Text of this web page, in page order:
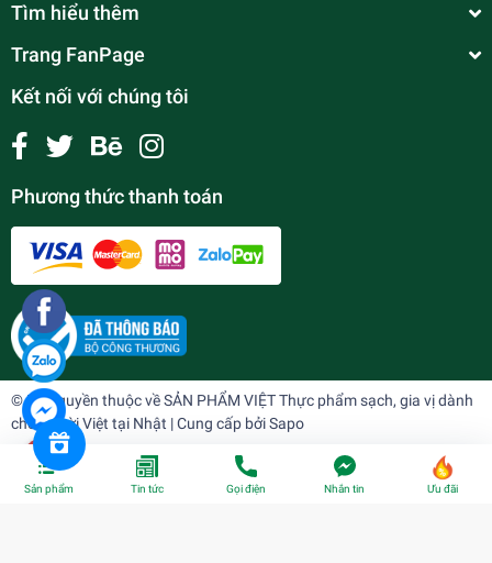
Tìm hiểu thêm
Trang FanPage
Kết nối với chúng tôi
Phương thức thanh toán
© Bản quyền thuộc vềSẢN PHẨM VIỆT Thực phẩm sạch, gia vị dành
cho người Việt tại Nhật | Cung cấp bởiSapo
Sản phẩm Tin tức Gọi điện Nhắn tin Ưu đãi